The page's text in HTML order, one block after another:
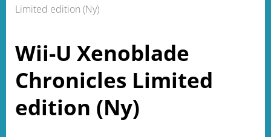
Limited edition (Ny)
Wii-U Xenoblade
Chronicles Limited
edition (Ny)